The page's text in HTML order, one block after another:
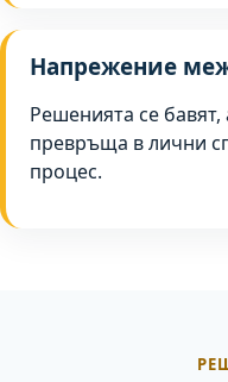
Напрежение
Решенията се
превръща в лични
процес.